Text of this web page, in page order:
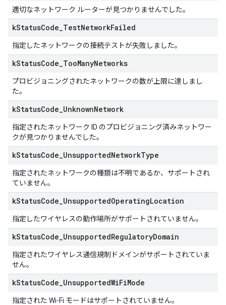
適切なネットワーク ルーターが見つかりませんでした。
kStatusCode TestNetworkFailed
指定したネットワークの接続テストが失敗しました。
kStatusCode TooManyNetworks
プロビジョニングされたネットワークの数が上限に達しまし
た。
kStatusCode UnknownNetwork
指定されたネットワーク ID のプロビジョニング済みネットワー
クが見つかりませんでした。
kStatusCode UnsupportedNetworkType
指定されたネットワークの種類は不明であるか、サポートされ
ていません。
kStatusCode UnsupportedOperatingLocation
指定したワイヤレスの動作場所がサポートされていません。
kStatusCode UnsupportedRegulatoryDomain
指定されたワイヤレス通信規制ドメインがサポートされていま
せん。
kStatusCode UnsupportedWiFiMode
指定された Wi-Fi モードはサポートされていません。